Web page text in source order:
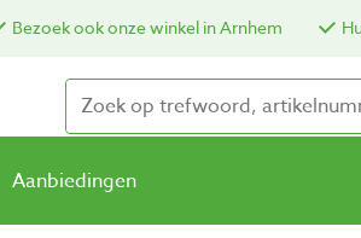
Bezoek ook onze winkel in Arnhem
Aanbiedingen